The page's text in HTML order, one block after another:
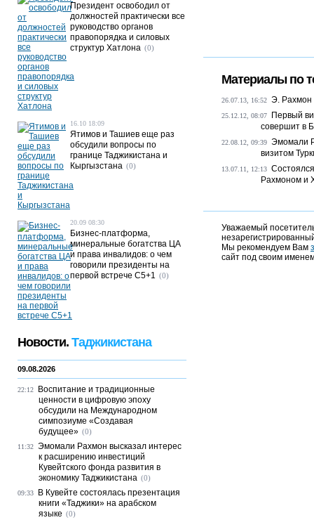
Материалы по
26.07.13, 16:52 Э. Рахмон
25.12.12, 08:07
Первый
совершит в
22.08.12, 09:39 Эмомали
визитом
13.07.11, 12:13
Рахмоном и
Уважаемый
Мы рекомендуем Вам
сайт под своим
Президент освободил от
должностей практически все
руководство органов
правопорядка и силовых
структур Хатлона (0)
16.10 18:09
Ятимов и Ташиев еще раз
обсудили вопросы по
границе Таджикистана и
Кыргызстана (0)
20.09 08:30
Бизнес-платформа,
минеральные богатства ЦА
и права инвалидов: о чем
говорили президенты на
первой встрече C5+1 (0)
Новости. Таджикистана
09.08.2026
22:12
Воспитание и традиционные
ценности в цифровую эпоху
обсудили на Международном
симпозиуме «Создавая
будущее» (0)
11:32 Эмомали Рахмон высказал интерес
к расширению инвестиций
Кувейтского фонда развития в
экономику Таджикистана (0)
09:33
В Кувейте состоялась презентация
книги «Таджики» на арабском
языке (0)